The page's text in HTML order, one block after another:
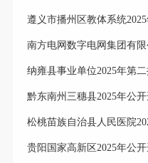
南方电网数字电网集团有
松桃苗族自治县人民医院